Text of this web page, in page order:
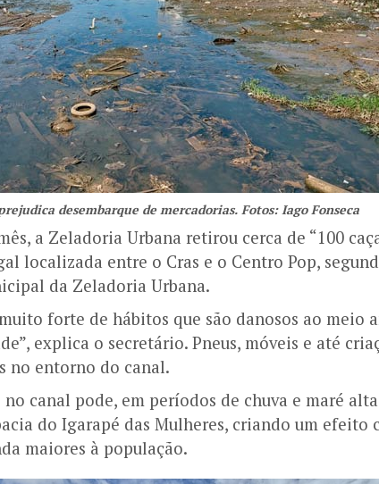
desembarque de mercadorias. Fotos: Iago Fonseca
a Zeladoria Urbana retirou cerca de “100
localizada entre o Cras e o Centro Pop,
da Zeladoria Urbana.
forte de hábitos que são danosos ao meio
explica o secretário. Pneus, móveis e até
no entorno do canal.
canal pode, em períodos de chuva e maré
do Igarapé das Mulheres, criando um efeito
maiores à população.